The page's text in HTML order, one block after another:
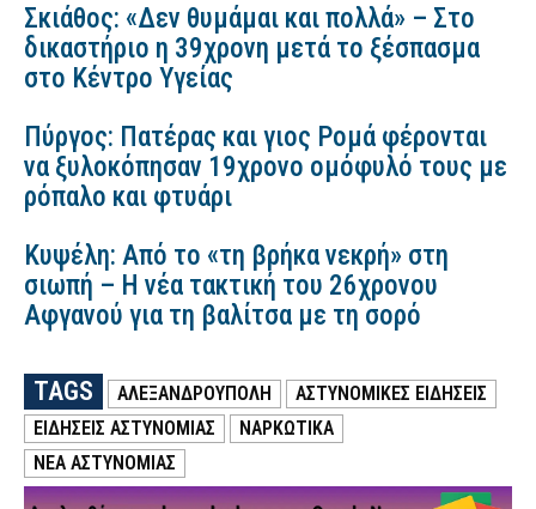
Σκιάθος: «Δεν θυμάμαι και πολλά» – Στο
δικαστήριο η 39χρονη μετά το ξέσπασμα
στο Κέντρο Υγείας
Πύργος: Πατέρας και γιος Ρομά φέρονται
να ξυλοκόπησαν 19χρονο ομόφυλό τους με
ρόπαλο και φτυάρι
Κυψέλη: Από το «τη βρήκα νεκρή» στη
σιωπή – Η νέα τακτική του 26χρονου
Αφγανού για τη βαλίτσα με τη σορό
TAGS ΑΛΕΞΑΝΔΡΟΥΠΟΛΗ
ΑΣΤΥΝΟΜΙΚΕΣ ΕΙΔΗΣΕΙΣ
ΕΙΔΗΣΕΙΣ ΑΣΤΥΝΟΜΙΑΣ
ΝΑΡΚΩΤΙΚΑ
ΝΕΑ ΑΣΤΥΝΟΜΙΑΣ